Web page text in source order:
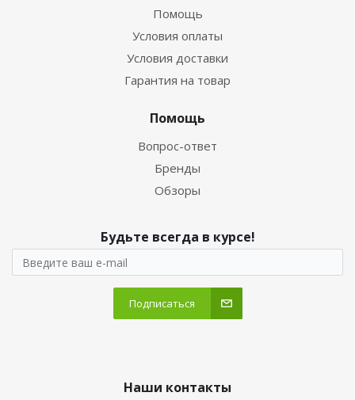
Помощь
Условия оплаты
Условия доставки
Гарантия на товар
Помощь
Вопрос-ответ
Бренды
Обзоры
Будьте всегда в курсе!
Подписаться
Наши контакты